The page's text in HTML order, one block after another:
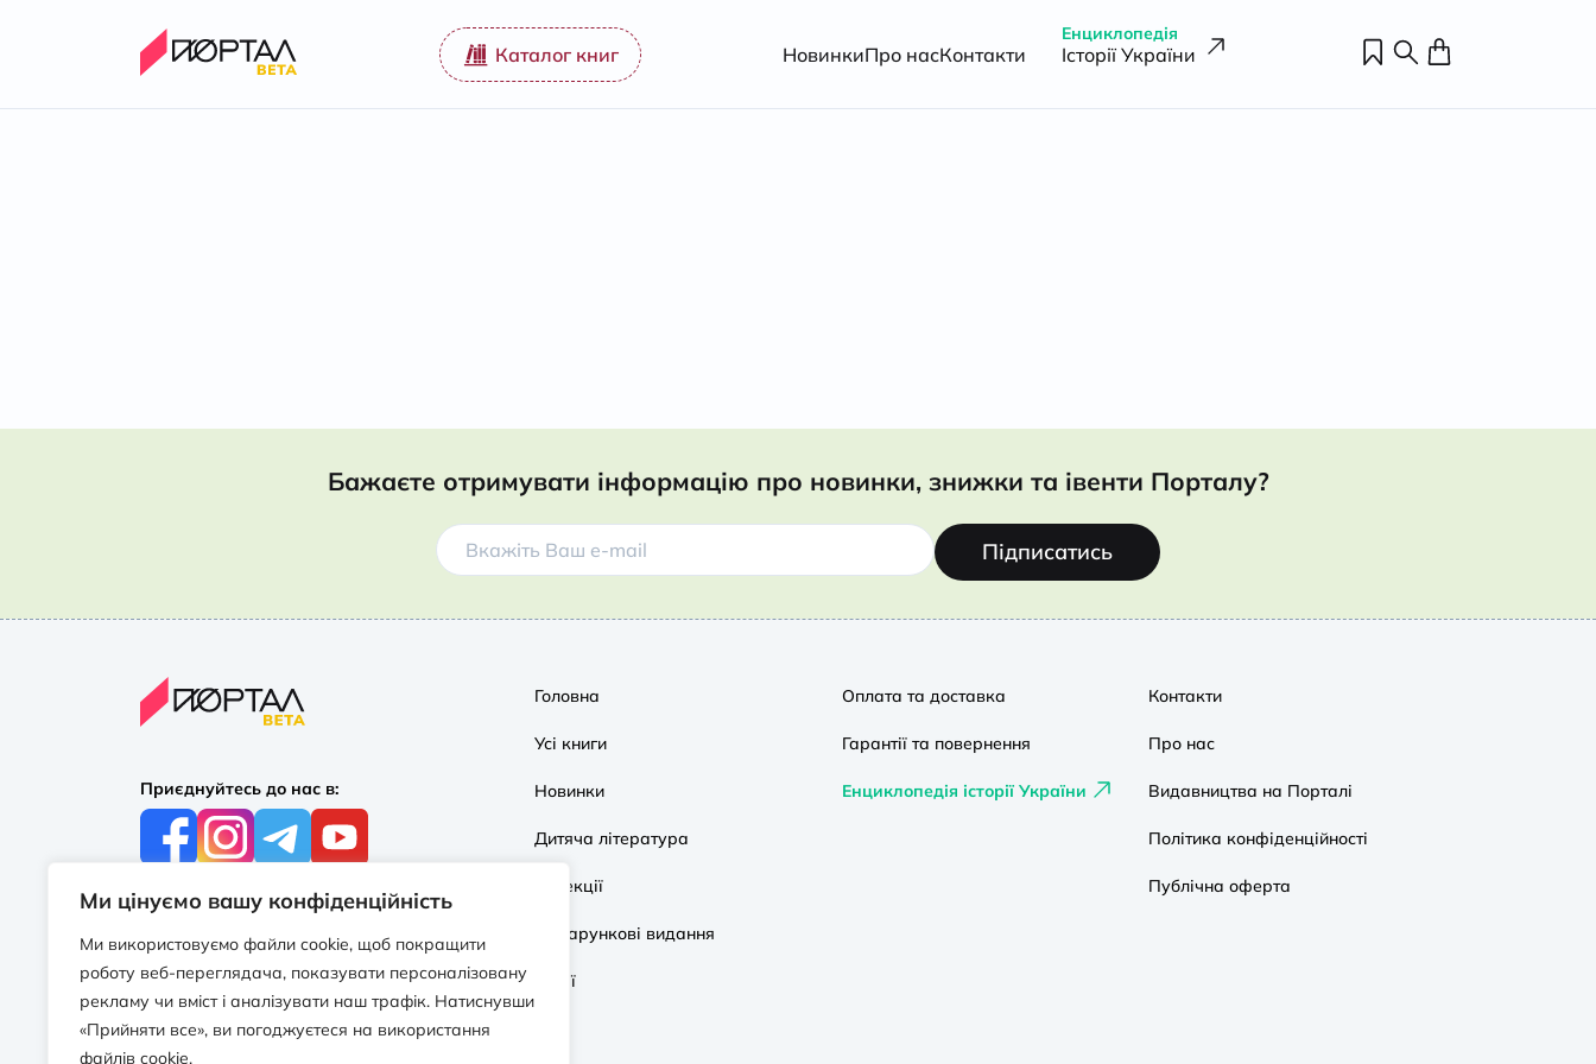
Ми цінуємо вашу конфіденційність
Ми використовуємо файли cookie, щоб покращити
роботу веб-переглядача, показувати персоналізовану
рекламу чи вміст і аналізувати наш трафік. Натиснувши
«Прийняти все», ви погоджуєтеся на використання
файлів cookie.
Каталог книг НовинкиПро насКонтакти
Енциклопедія
Історії України
Бажаєте отримувати інформацію про новинки, знижки та івенти Порталу?
Підписатись
Приєднуйтесь до нас в:
З усіх питань:
+38 097 244 16 56
info@portalbooks.com.ua
Працюємо в будні з 10:00 до 18:00
З приводу співпраці:
Головна
Усі книги
Новинки
Дитяча література
Колекції
Подарункові видання
Акції
Оплата та доставка
Гарантії та повернення
Енциклопедія історії України
Контакти
Про нас
Видавництва на Порталі
Політика конфіденційності
Публічна оферта